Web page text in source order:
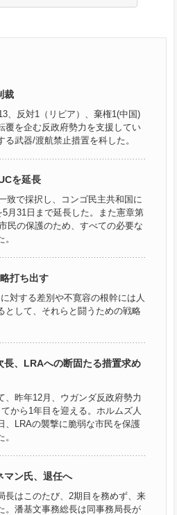
裁
、反対1（リビア）、棄権1(中国)
覆を企む反政府勢力を支援してい
武器/渡航禁止措置を科した。
を延長
致で採択し、コンゴ民主共和国に
月31日まで延長した。また憲章第
民の保護のため、すべての必要な
打ち出す
対する差別や不寛容の根幹には人
として、それらと闘うための戦略
長、LRAへの断固たる措置求め
、昨年12月、ウガンダ反政府勢力
から1年目を迎える。ホルムズ人
、LRAの襲撃に脆弱な市民を保護
マン氏、退任へ
長はこのたび、2期目を務めず、来
。潘基文事務総長は同事務局長が